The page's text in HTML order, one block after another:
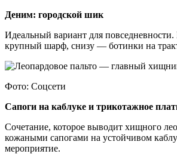
Деним: городской шик
Идеальный вариант для
крупный шарф, снизу — ботинки на
Фото: Соцсети
Сапоги на каблуке и трикотажное
Сочетание, которое выводит хищного
кожаными сапогами на устойчивом
мероприятие.